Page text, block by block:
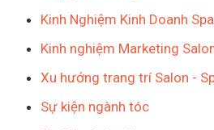
Kinh Nghiệm Kinh Doanh
Kinh nghiệm Marketing
Xu hướng trang trí Salon -
Sự kiện ngành tóc